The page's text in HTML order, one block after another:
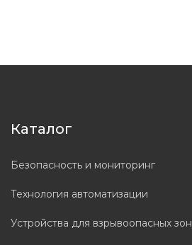
Каталог
Безопасность и мониторинг
Технология автоматизации
Устройства для взрывоопасных зон